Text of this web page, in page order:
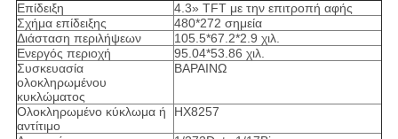
Επίδειξη
4.3» TFT με την επιτροπή αφής
Σχήμα επίδειξης
480*272 σημεία
Διάσταση περιλήψεων
105.5*67.2*2.9 χιλ.
Ενεργός περιοχή
95.04*53.86 χιλ.
Συσκευασία
ολοκληρωμένου
κυκλώματος
ΒΑΡΑΙΝΩ
Ολοκληρωμένο κύκλωμα ή
αντίτιμο
HX8257